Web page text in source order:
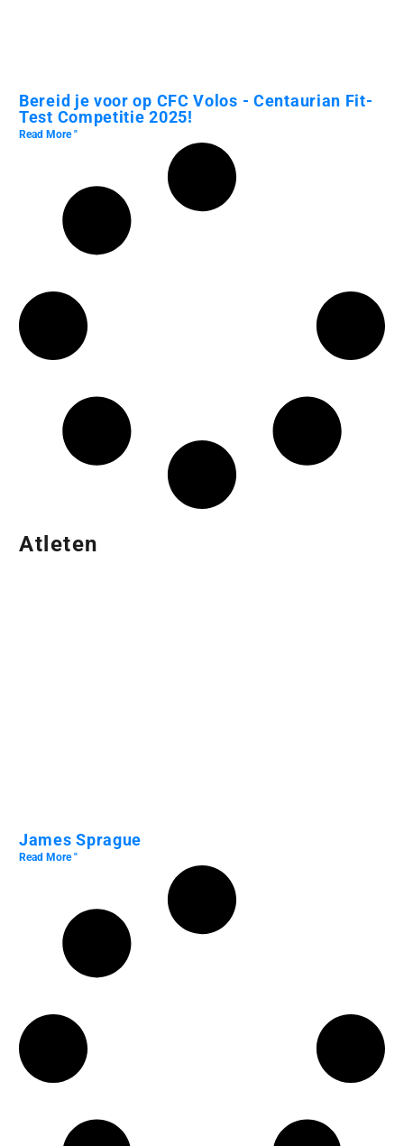
Bereid je voor op CFC Volos - Centaurian Fit-
Test Competitie 2025!
Read More "
Atleten
James Sprague
Read More "